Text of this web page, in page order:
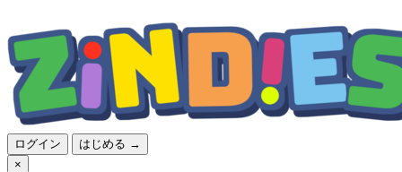
ログイン
はじめる →
×